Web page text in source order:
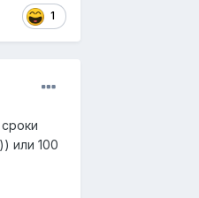
1
или 100